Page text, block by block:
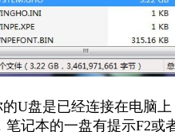
U盘是已经连接在电脑
笔记本的一盘有提示F2或